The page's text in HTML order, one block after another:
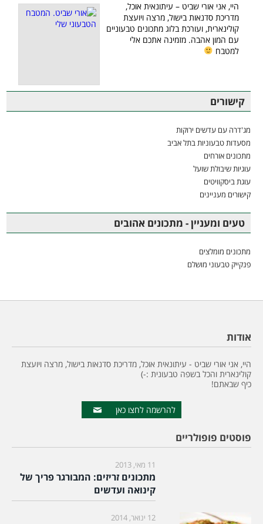
היי, אני אורי שביט – עיתונאית אוכל,
מדריכת סדנאות בישול, מרצה ויועצת
קולינארית, ועורכת בלוג מתכונים טבעוניים
עם המון אהבה. מזמינה אתכם אלי
למטבח
קישורים
מג'דרה עם עדשים ירוקות
מסעדות טבעוניות בתל אביב
מתכונים אורחים
עוגיות שיבולת שועל
עוגת ביסקוויטים
קישורים מעניינים
טעים ומעניין - מתכונים אהובים
מתכונים מומלצים
פנקייק טבעוני מושלם
אודות
היי, אני אורי שביט - עיתונאית אוכל, מדריכת סדנאות בישול, מרצה ויועצת
קולינארית והכל בשפה טבעונית :-)
כיף שבאתם!
להרשמה לחצו כאן
פוסטים פופולריים
11 מאי, 2013
מתכונים זריזים: המבורגר פריך של
קינואה ועדשים
12 ינואר, 2014